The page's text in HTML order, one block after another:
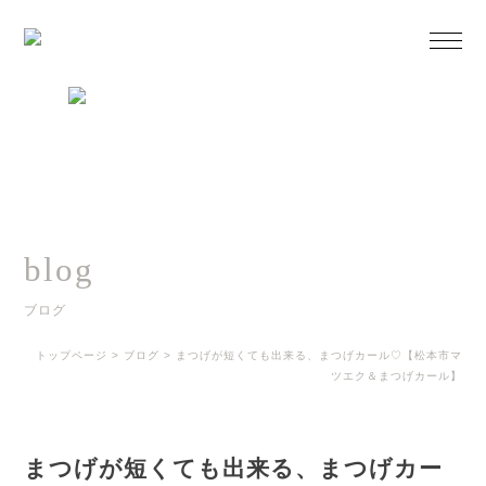
blog
ブログ
トップページ > ブログ >
まつげが短くても出来る、まつげカール♡【松本市マ
ツエク＆まつげカール】
まつげが短くても出来る、まつげカー